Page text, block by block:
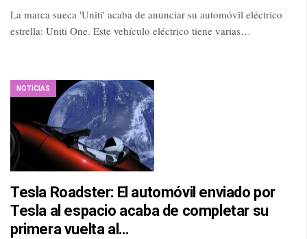
La marca sueca 'Uniti' acaba de anunciar su automóvil eléctrico
estrella: Uniti One. Este vehículo eléctrico tiene varias…
NOTICIAS
Tesla Roadster: El automóvil enviado por
Tesla al espacio acaba de completar su
primera vuelta al…